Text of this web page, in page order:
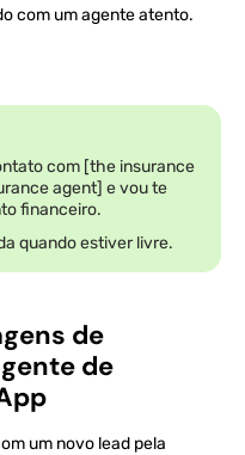
com um agente atento.
com [the insurance
agent] e vou te
financeiro.
quando estiver livre.
de
de
um novo lead pela